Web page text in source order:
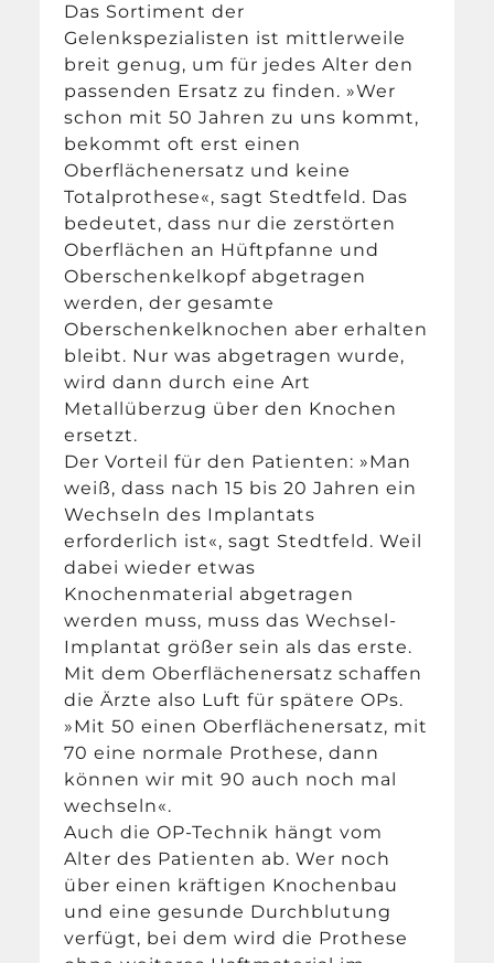
Das Sortiment der
Gelenkspezialisten ist mittlerweile
breit genug, um für jedes Alter den
passenden Ersatz zu finden. »Wer
schon mit 50 Jahren zu uns kommt,
bekommt oft erst einen
Oberflächenersatz und keine
Totalprothese«, sagt Stedtfeld. Das
bedeutet, dass nur die zerstörten
Oberflächen an Hüftpfanne und
Oberschenkelkopf abgetragen
werden, der gesamte
Oberschenkelknochen aber erhalten
bleibt. Nur was abgetragen wurde,
wird dann durch eine Art
Metallüberzug über den Knochen
ersetzt.
Der Vorteil für den Patienten: »Man
weiß, dass nach 15 bis 20 Jahren ein
Wechseln des Implantats
erforderlich ist«, sagt Stedtfeld. Weil
dabei wieder etwas
Knochenmaterial abgetragen
werden muss, muss das Wechsel-
Implantat größer sein als das erste.
Mit dem Oberflächenersatz schaffen
die Ärzte also Luft für spätere OPs.
»Mit 50 einen Oberflächenersatz, mit
70 eine normale Prothese, dann
können wir mit 90 auch noch mal
wechseln«.
Auch die OP-Technik hängt vom
Alter des Patienten ab. Wer noch
über einen kräftigen Knochenbau
und eine gesunde Durchblutung
verfügt, bei dem wird die Prothese